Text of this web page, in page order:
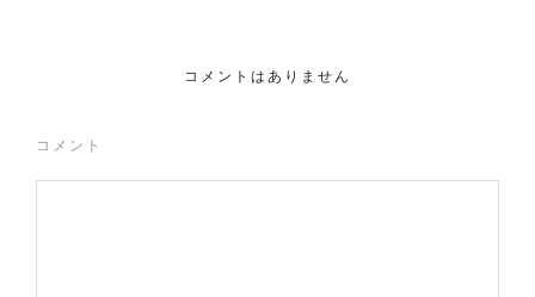
コメントはありません
コメント